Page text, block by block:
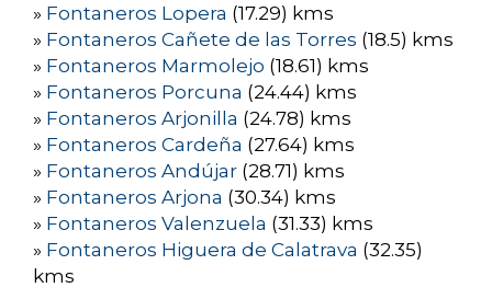
» Fontaneros Lopera (17.29) kms
» Fontaneros Cañete de las Torres (18.5) kms
» Fontaneros Marmolejo (18.61) kms
» Fontaneros Porcuna (24.44) kms
» Fontaneros Arjonilla (24.78) kms
» Fontaneros Cardeña (27.64) kms
» Fontaneros Andújar (28.71) kms
» Fontaneros Arjona (30.34) kms
» Fontaneros Valenzuela (31.33) kms
» Fontaneros Higuera de Calatrava (32.35)
kms